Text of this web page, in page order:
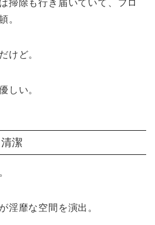
掃除も行き届いていて、フロ
。
けど。
しい。
潔
淫靡な空間を演出。